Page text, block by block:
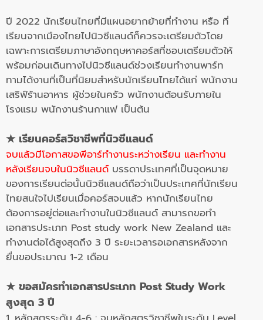
ปี 2022 นักเรียนไทยที่มีแผนอยากย้ายที่ทำงาน หรือ ที่
เรียนจากเมืองไทยไปนิวซีแลนด์ก็ควรจะเตรียมตัวโดย
เฉพาะการเตรียมภาษาอังกฤษหาคอร์สที่ชอบเตรียมตัวให้
พร้อมก่อนเดินทางไปนิวซีแลนด์ช่วงเรียนทำงานพาร์ท
ทามได้งานที่เป็นที่นิยมสำหรับนักเรียนไทยได้แก่ พนักงาน
เสริฟ์ร้านอาหาร ผู้ช่วยในครัว พนักงานต้อนรับภายใน
โรงแรม พนักงานร้านกาแฟ เป็นต้น
★ เรียนคอร์สวิชาชีพที่นิวซีแลนด์
จบแล้วมีโอกาสขอพีอาร์ทำงานระหว่างเรียน และทำงาน
หลังเรียนจบในนิวซีแลนด์ บรรดาประเทศที่เป็นจุดหมาย
ของการเรียนต่อนั้นนิวซีแลนด์ถือว่าเป็นประเทศที่นักเรียน
ไทยสนใจไปเรียนเมื่อคอร์สจบแล้ว หากนักเรียนไทย
ต้องการอยู่ต่อและทำงานในนิวซีแลนด์ สามารถขอทำ
เอกสารประเภท Post study work New Zealand และ
ทำงานต่อได้สูงสุดถึง 3 ปี ระยะเวลารอเอกสารหลังจาก
ยื่นขอประมาณ 1-2 เดือน
★ ขอสมัครทำเอกสารประเภท Post Study Work
สูงสุด 3 ปี